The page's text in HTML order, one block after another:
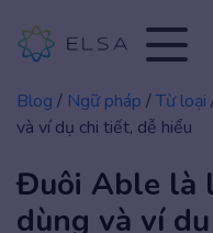
Blog / Ngữ pháp /Từ loại
và ví dụ chi tiết, dễ hiểu
Đuôi Able là
dùng và ví